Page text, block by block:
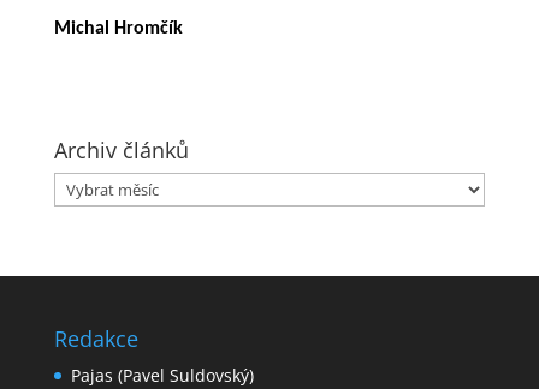
Michal Hromčík
Archiv článků
Archiv
článků
Redakce
Pajas (Pavel Suldovský)